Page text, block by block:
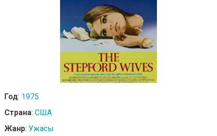
Год: 1975
Страна: США
Жанр: Ужасы